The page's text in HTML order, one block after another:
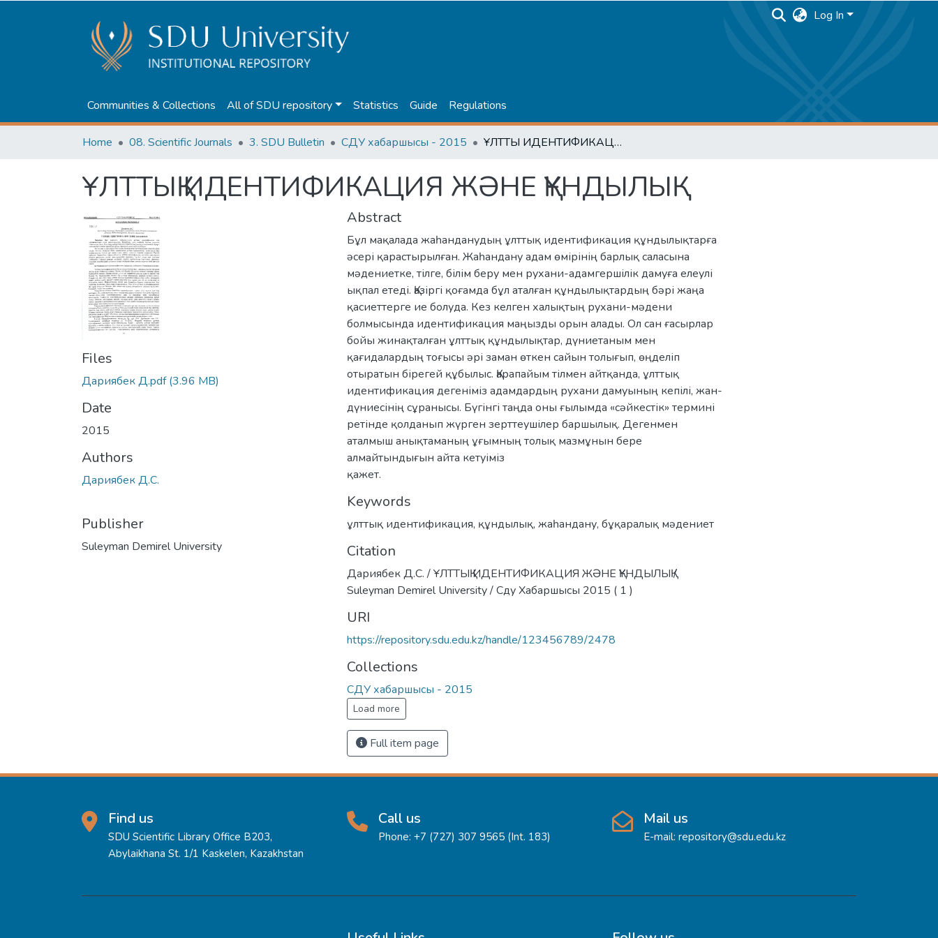
Log In
Communities & Collections All of SDU repository Statistics Guide Regulations
Home 08. Scientific Journals 3. SDU Bulletin СДУ хабаршысы - 2015 ҰЛТТЫҚ ИДЕНТИФИКАЦИЯ ЖӘНЕ ҚҰНДЫЛЫҚ
ҰЛТТЫҚ ИДЕНТИФИКАЦИЯ ЖӘНЕ ҚҰНДЫЛЫҚ
Files
Дариябек Д.pdf(3.96 MB)
Date
2015
Authors
Дариябек Д.С.
Publisher
Suleyman Demirel University
Abstract
Бұл мақалада жаһанданудың ұлттық идентификация құндылықтарға
әсері қарастырылған. Жаһандану адам өмірінің барлық саласына
мәдениетке, тілге, білім беру мен рухани-адамгершілік дамуға елеулі
ықпал етеді. Қазіргі қоғамда бұл аталған құндылықтардың бәрі жаңа
қасиеттерге ие болуда. Кез келген халықтың рухани-мәдени
болмысында идентификация маңызды орын алады. Ол сан ғасырлар
бойы жинақталған ұлттық құндылықтар, дүниетаным мен
қағидалардың тоғысы әрі заман өткен сайын толығып, өңделіп
отыратын бірегей құбылыс. Қарапайым тілмен айтқанда, ұлттық
идентификация дегеніміз адамдардың рухани дамуының кепілі, жан-
дүниесінің сұранысы. Бүгінгі таңда оны ғылымда «сәйкестік» термині
ретінде қолданып жүрген зерттеушілер баршылық. Дегенмен
аталмыш анықтаманың ұғымның толық мазмұнын бере
алмайтындығын айта кетуіміз
қажет.
Keywords
ұлттық идентификация, құндылық, жаһандану, бұқаралық мәдениет
Citation
Дариябек Д.С. / ҰЛТТЫҚ ИДЕНТИФИКАЦИЯ ЖӘНЕ ҚҰНДЫЛЫҚ /
Suleyman Demirel University / Сду Хабаршысы 2015 ( 1 )
URI
https://repository.sdu.edu.kz/handle/123456789/2478
Collections
СДУ хабаршысы - 2015
Load more
Full item page
Find us
SDU Scientific Library Office B203,
Abylaikhana St. 1/1 Kaskelen, Kazakhstan
Call us
Phone: +7 (727) 307 9565 (Int. 183)
Mail us
E-mail: repository@sdu.edu.kz